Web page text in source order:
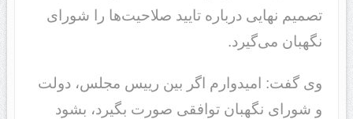
تصمیم نهایی درباره تایید صلاحیت‌ها را شورای
نگهبان می‌گیرد.
وی گفت: امیدوارم اگر بین رییس مجلس، دولت
و شورای نگهبان توافقی صورت بگیرد، بشود